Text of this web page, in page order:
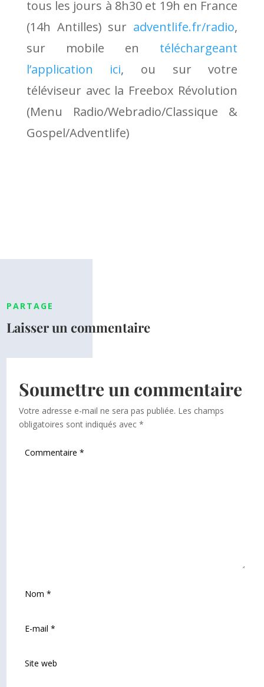
tous les jours à 8h30 et 19h en France
(14h Antilles) sur adventlife.fr/radio,
sur mobile en téléchargeant
l’application ici, ou sur votre
téléviseur avec la Freebox Révolution
(Menu Radio/Webradio/Classique &
Gospel/Adventlife)
PARTAGE
Laisser un commentaire
Soumettre un commentaire
Votre adresse e-mail ne sera pas publiée. Les champs
obligatoires sont indiqués avec*